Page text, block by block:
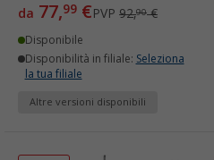
da 77,99 €PVP 92,90€
Disponibile
Disponibilità in filiale: Seleziona
la tua filiale
Altre versioni disponibili